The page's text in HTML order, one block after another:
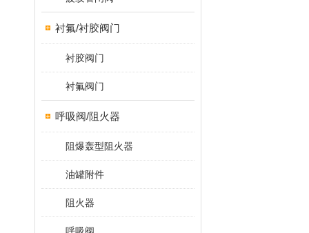
衬氟/衬胶阀门
衬胶阀门
衬氟阀门
呼吸阀/阻火器
阻爆轰型阻火器
油罐附件
阻火器